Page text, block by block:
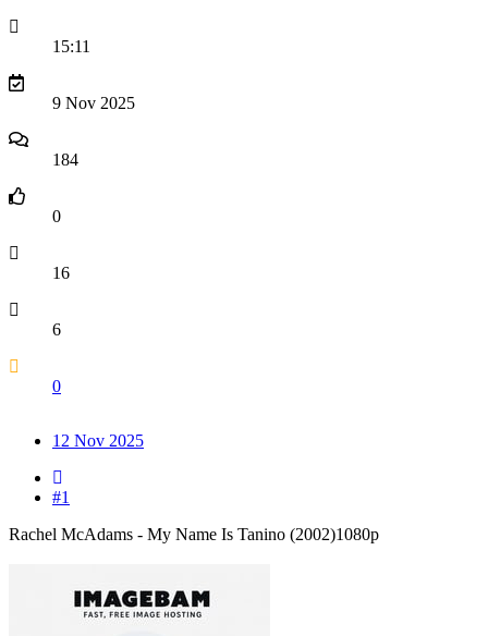
15:11
9 Nov 2025
184
0
16
6
0
12 Nov 2025
#1
Rachel McAdams - My Name Is Tanino (2002)1080p